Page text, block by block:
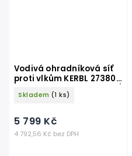
Vodivá ohradníková síť
proti vlkům KERBL 27380
TITANNET 145 cm x 50 m /
2 hroty, bílomodrá
Skladem (1 ks)
4 792,56 Kč bez DPH
5 799 Kč